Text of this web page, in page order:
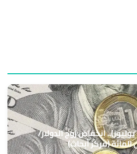
سوق الصرف (27 - 31 يوليوز).. انخفاض زوج الدولار/